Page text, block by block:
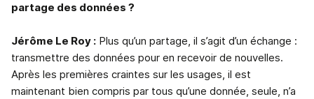
partage des données ?
Jérôme Le Roy : Plus qu’un partage, il s’agit d’un échange :
transmettre des données pour en recevoir de nouvelles.
Après les premières craintes sur les usages, il est
maintenant bien compris par tous qu’une donnée, seule, n’a